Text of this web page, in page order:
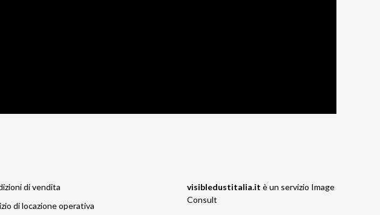
di vendita
di locazione operativa
visibledustitalia.it è un servizio Image
Consult